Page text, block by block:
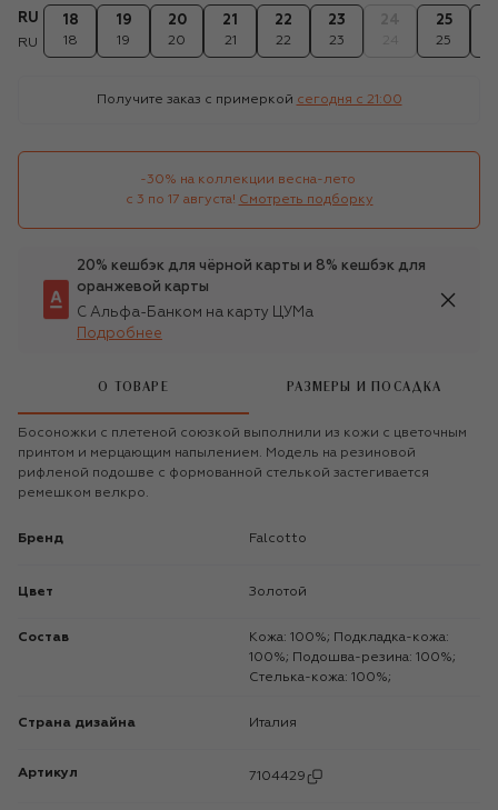
RU
RU
18
18
19
19
20
20
21
21
22
22
23
23
25
25
Получите заказ с примеркой сегодня c 21:00
-30% на коллекции весна-лето
с 3 по 17 августа! Смотреть подборку
20% кешбэк для чёрной карты и 8% кешбэк для
оранжевой карты
С Альфа-Банком на карту ЦУМа
Подробнее
О ТОВАРЕ РАЗМЕРЫ И ПОСАДКА
Босоножки с плетеной союзкой выполнили из кожи с цветочным
принтом и мерцающим напылением. Модель на резиновой
рифленой подошве с формованной стелькой застегивается
ремешком велкро.
Бренд Falcotto
Цвет Золотой
Состав
Кожа: 100%; Подкладка-кожа:
100%; Подошва-резина: 100%;
Стелька-кожа: 100%;
Страна дизайна Италия
Артикул 7104429